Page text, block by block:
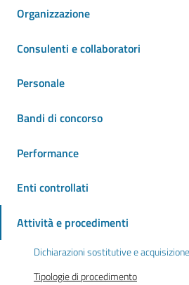
Organizzazione
Consulenti e collaboratori
Personale
Bandi di concorso
Performance
Enti controllati
Attività e procedimenti
Dichiarazioni sostitutive e
Tipologie di procedimento